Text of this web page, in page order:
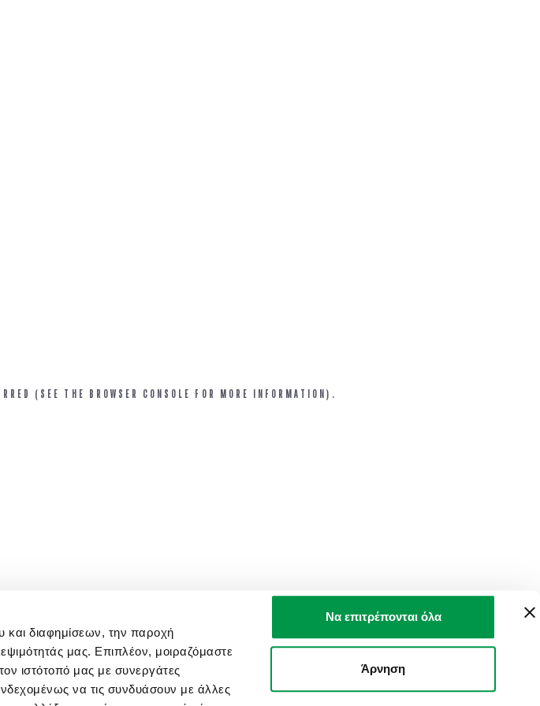
και διαφημίσεων, την παροχή
μας. Επιπλέον, μοιραζόμαστε
ιστότοπό μας με συνεργάτες
να τις συνδυάσουν με άλλες
Να επιτρέπονται όλα
Άρνηση
(SEE THE BROWSER CONSOLE FOR MORE INFORMATION).